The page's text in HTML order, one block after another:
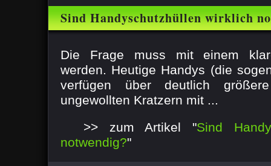
Sind Handyschutzhüllen wirklich
Die Frage muss mit einem
werden. Heutige Handys (die
verfügen über deutlich
ungewollten Kratzern mit ...
>> zum Artikel "Sind
notwendig?"